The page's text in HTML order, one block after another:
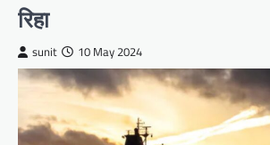
रिहा
sunit 10 May 2024